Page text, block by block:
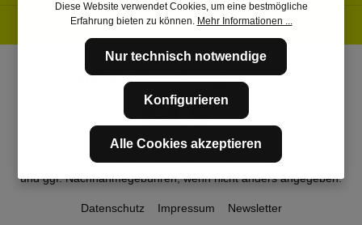
* Alle Preise inkl. gesetzl. Mehrwertsteuer zzgl.Versandkosten
und ggf. Nachnahmegebühren, wenn nicht anders angegeben.
Datenschutz Impressum Newsletter
Diese Website verwendet Cookies, um eine bestmögliche
Erfahrung bieten zu können. Mehr Informationen ...
Nur technisch notwendige
Konfigurieren
Alle Cookies akzeptieren